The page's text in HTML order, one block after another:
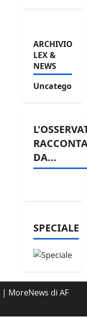
ARCHIVIO
LEX &
NEWS
DA...
SPECIALE
| MoreNews di AF